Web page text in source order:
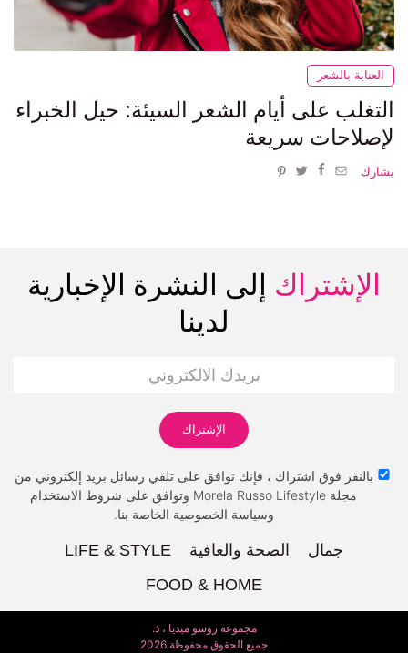
العناية بالشعر
التغلب على أيام الشعر السيئة: حيل الخبراء
لإصلاحات سريعة
يشارك
الإشتراك إلى النشرة الإخبارية
لدينا
بالنقر فوق اشتراك ، فإنك توافق على تلقي رسائل بريد إلكتروني من
مجلة Morela Russo Lifestyle وتوافق على شروط الاستخدام
وسياسة الخصوصية الخاصة بنا.
جمال الصحة والعافية
LIFE & STYLE
FOOD & HOME
مجموعة روسو ميديا ، ذ.
جميع الحقوق محفوظة 2026